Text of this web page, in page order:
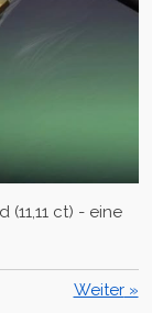
ct) - eine
Weiter»